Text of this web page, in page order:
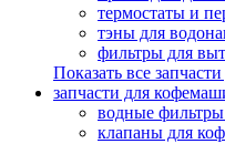
термостаты и
тэны для
фильтры для
Показать все
запчасти для
водные
клапаны для